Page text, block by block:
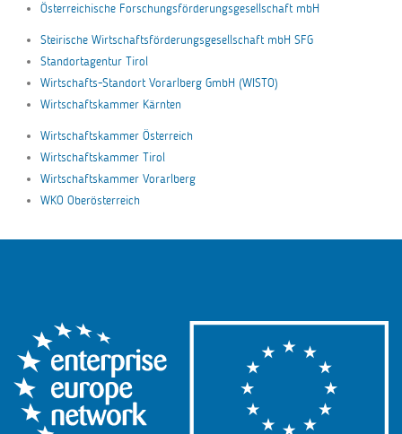
Österreichische Forschungsförderungsgesellschaft mbH
Steirische Wirtschaftsförderungsgesellschaft mbH SFG
Standortagentur Tirol
Wirtschafts-Standort Vorarlberg GmbH (WISTO)
Wirtschaftskammer Kärnten
Wirtschaftskammer Österreich
Wirtschaftskammer Tirol
Wirtschaftskammer Vorarlberg
WKO Oberösterreich